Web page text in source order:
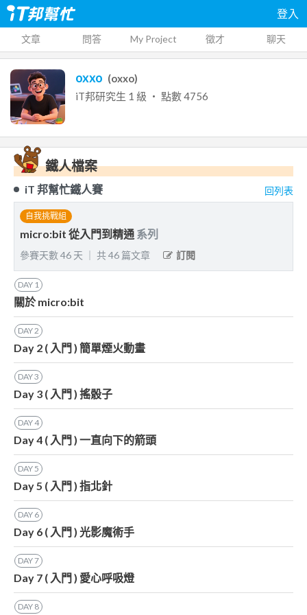
登入
文章 問答 My Project 徵才 聊天
oxxo (oxxo)
iT邦研究生 1 級 ‧ 點數4756
鐵人檔案
iT 邦幫忙鐵人賽 回列表
自我挑戰組
micro:bit 從入門到精通 系列
參賽天數46 天 共46 篇文章 訂閱
DAY 1
關於 micro:bit
DAY2
Day 2 ( 入門 ) 簡單煙火動畫
DAY3
Day 3 ( 入門 ) 搖骰子
DAY4
Day 4 ( 入門 ) 一直向下的箭頭
DAY5
Day 5 ( 入門 ) 指北針
DAY 6
Day 6 ( 入門 ) 光影魔術手
DAY7
Day 7 ( 入門 ) 愛心呼吸燈
DAY 8